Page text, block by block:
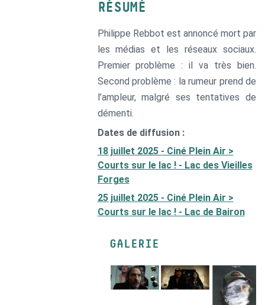
RÉSUMÉ
Philippe Rebbot est annoncé mort par
les médias et les réseaux sociaux.
Premier problème : il va très bien.
Second problème : la rumeur prend de
l’ampleur, malgré ses tentatives de
démenti.
Dates de diffusion :
18 juillet 2025 - Ciné Plein Air >
Courts sur le lac ! - Lac des Vieilles
Forges
25 juillet 2025 - Ciné Plein Air >
Courts sur le lac ! - Lac de Bairon
GALERIE